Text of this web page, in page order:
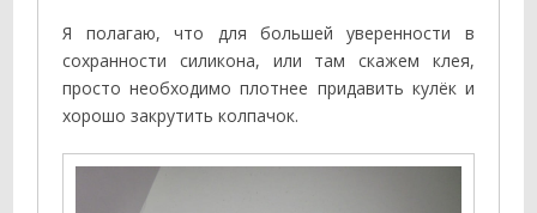
Я полагаю, что для большей уверенности в
сохранности силикона, или там скажем клея,
просто необходимо плотнее придавить кулёк и
хорошо закрутить колпачок.